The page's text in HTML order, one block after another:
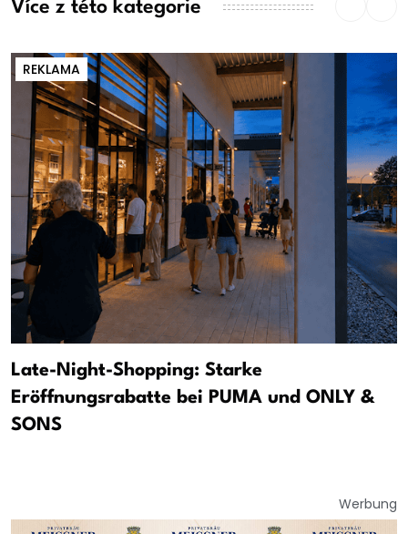
Více z této kategorie
REKLAMA
Late-Night-Shopping: Starke
Eröffnungsrabatte bei PUMA und ONLY &
SONS
Werbung